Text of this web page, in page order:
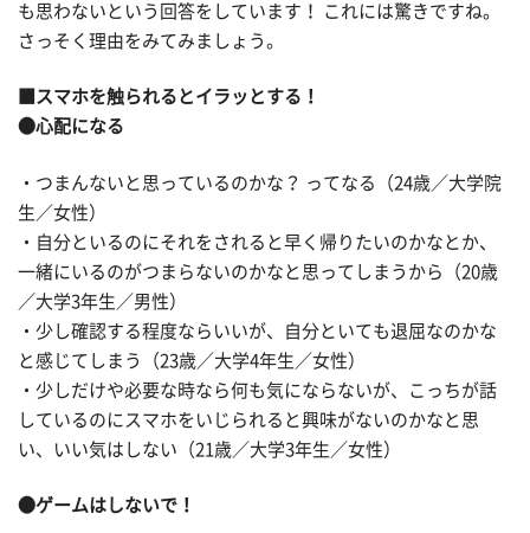
も思わないという回答をしています！ これには驚きですね。
さっそく理由をみてみましょう。
■スマホを触られるとイラッとする！
●心配になる
・つまんないと思っているのかな？ ってなる（24歳／大学院
生／女性）
・自分といるのにそれをされると早く帰りたいのかなとか、
一緒にいるのがつまらないのかなと思ってしまうから（20歳
／大学3年生／男性）
・少し確認する程度ならいいが、自分といても退屈なのかな
と感じてしまう（23歳／大学4年生／女性）
・少しだけや必要な時なら何も気にならないが、こっちが話
しているのにスマホをいじられると興味がないのかなと思
い、いい気はしない（21歳／大学3年生／女性）
●ゲームはしないで！